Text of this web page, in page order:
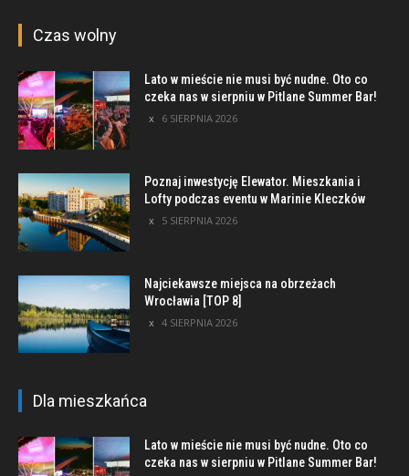
Czas wolny
Lato w mieście nie musi być nudne. Oto co
czeka nas w sierpniu w Pitlane Summer Bar!
6 SIERPNIA 2026
Poznaj inwestycję Elewator. Mieszkania i
Lofty podczas eventu w Marinie Kleczków
5 SIERPNIA 2026
Najciekawsze miejsca na obrzeżach
Wrocławia [TOP 8]
4 SIERPNIA 2026
Dla mieszkańca
Lato w mieście nie musi być nudne. Oto co
czeka nas w sierpniu w Pitlane Summer Bar!